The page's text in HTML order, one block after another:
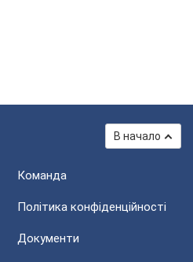
В начало
Команда
Політика конфіденційності
Документи